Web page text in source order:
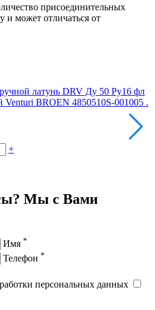
присоединительных
и может отличаться от
латунь DRV Ду 50 Ру16 фл
Venturi BROEN 4850510S-001005 .
+
Мы с Вами
Имя *
Телефон *
персональных данных